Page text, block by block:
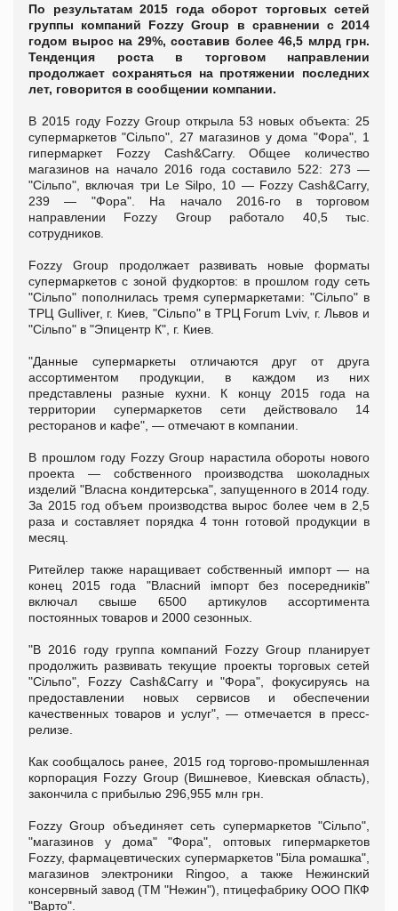
По результатам 2015 года оборот торговых сетей
группы компаний Fozzy Group в сравнении с 2014
годом вырос на 29%, составив более 46,5 млрд грн.
Тенденция роста в торговом направлении
продолжает сохраняться на протяжении последних
лет, говорится в сообщении компании.
В 2015 году Fozzy Group открыла 53 новых объекта: 25
супермаркетов "Сільпо", 27 магазинов у дома "Фора", 1
гипермаркет Fozzy Cash&Carry. Общее количество
магазинов на начало 2016 года составило 522: 273 —
"Сільпо", включая три Le Silpo, 10 — Fozzy Cash&Carry,
239 — "Фора". На начало 2016-го в торговом
направлении Fozzy Group работало 40,5 тыс.
сотрудников.
Fozzy Group продолжает развивать новые форматы
супермаркетов с зоной фудкортов: в прошлом году сеть
"Сільпо" пополнилась тремя супермаркетами: "Сільпо" в
ТРЦ Gulliver, г. Киев, "Сільпо" в ТРЦ Forum Lviv, г. Львов и
"Сільпо" в "Эпицентр К", г. Киев.
"Данные супермаркеты отличаются друг от друга
ассортиментом продукции, в каждом из них
представлены разные кухни. К концу 2015 года на
территории супермаркетов сети действовало 14
ресторанов и кафе", — отмечают в компании.
В прошлом году Fozzy Group нарастила обороты нового
проекта — собственного производства шоколадных
изделий "Власна кондитерська", запущенного в 2014 году.
За 2015 год объем производства вырос более чем в 2,5
раза и составляет порядка 4 тонн готовой продукции в
месяц.
Ритейлер также наращивает собственный импорт — на
конец 2015 года "Власний імпорт без посередників"
включал свыше 6500 артикулов ассортимента
постоянных товаров и 2000 сезонных.
"В 2016 году группа компаний Fozzy Group планирует
продолжить развивать текущие проекты торговых сетей
"Сільпо", Fozzy Cash&Carry и "Фора", фокусируясь на
предоставлении новых сервисов и обеспечении
качественных товаров и услуг", — отмечается в пресс-
релизе.
Как сообщалось ранее, 2015 год торгово-промышленная
корпорация Fozzy Group (Вишневое, Киевская область),
закончила с прибылью 296,955 млн грн.
Fozzy Group объединяет сеть супермаркетов "Сiльпо",
"магазинов у дома" "Фора", оптовых гипермаркетов
Fozzy, фармацевтических супермаркетов "Біла ромашка",
магазинов электроники Ringoo, а также Нежинский
консервный завод (ТМ "Нежин"), птицефабрику ООО ПКФ
"Варто".